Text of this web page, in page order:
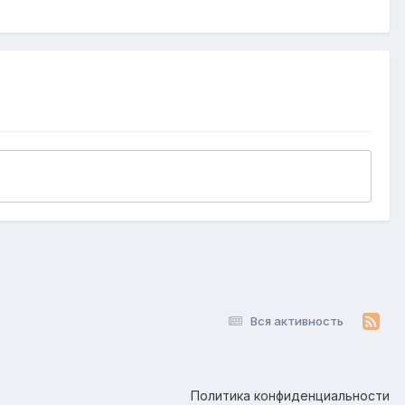
Вся активность
Политика конфиденциальности